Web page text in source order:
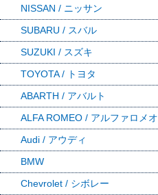
NISSAN / ニッサン
SUBARU / スバル
SUZUKI / スズキ
TOYOTA / トヨタ
ABARTH / アバルト
ALFA ROMEO / アルファロメオ
Audi / アウディ
BMW
Chevrolet / シボレー